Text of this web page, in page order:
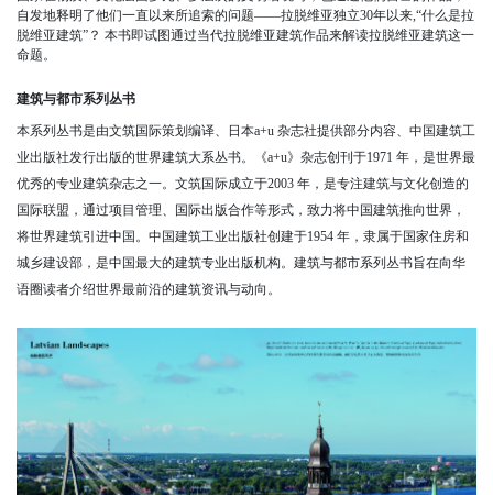
自发地释明了他们一直以来所追索的问题——拉脱维亚独立30年以来,“什么是拉
脱维亚建筑”？ 本书即试图通过当代拉脱维亚建筑作品来解读拉脱维亚建筑这一
命题。
建筑与都市系列丛书
本系列丛书是由文筑国际策划编译、日本a+u 杂志社提供部分内容、中国建筑工
业出版社发行出版的世界建筑大系丛书。《a+u》杂志创刊于1971 年，是世界最
优秀的专业建筑杂志之一。文筑国际成立于2003 年，是专注建筑与文化创造的
国际联盟，通过项目管理、国际出版合作等形式，致力将中国建筑推向世界，
将世界建筑引进中国。中国建筑工业出版社创建于1954 年，隶属于国家住房和
城乡建设部，是中国最大的建筑专业出版机构。建筑与都市系列丛书旨在向华
语圈读者介绍世界最前沿的建筑资讯与动向。